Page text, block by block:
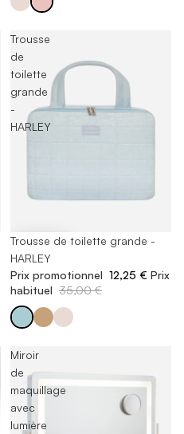
Trousse
de
toilette
grande
-
HARLEY
-65%
Trousse de toilette grande -
HARLEY
Prix promotionnel 12,25 € Prix
habituel 35,00 €
Miroir
de
maquillage
avec
lumière